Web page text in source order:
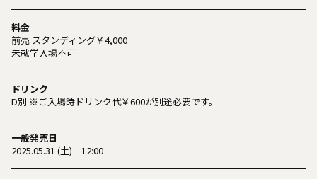
料金
前売 スタンディング￥4,000
未就学入場不可
ドリンク
D別 ※ご入場時ドリンク代￥600が別途必要です。
一般発売日
2025.05.31 (土) 12:00